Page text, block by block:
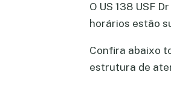
O US 138 USF
horários estão
Confira abaixo
estrutura de